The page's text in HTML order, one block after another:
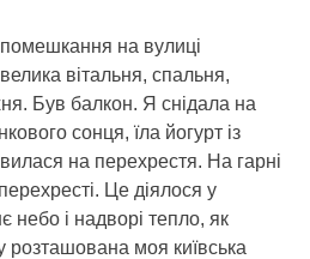
на вулиці
вітальня, спальня,
Був балкон. Я снідала на
сонця, їла йогурт із
на перехрестя. На гарні
Це діялося у
небо і надворі тепло, як
розташована моя київська